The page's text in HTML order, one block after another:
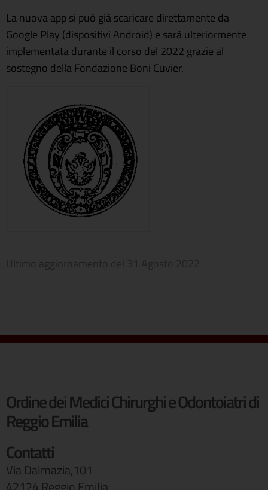
La nuova app si può già scaricare direttamente da
Google Play (dispositivi Android) e sarà ulteriormente
implementata durante il corso del 2022 grazie al
sostegno della Fondazione Boni Cuvier.
Ordine dei Medici Chirurghi e Odontoiatri di
Reggio Emilia
Contatti
Via Dalmazia,101